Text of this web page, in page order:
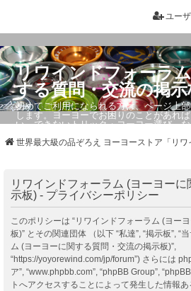
ユー
リワインドフォーラ
する質問・交流の掲
初めてご利用になられる方は、ページ上
します。ヨーヨーでお困りのことがあれ
い。できないトリック・ヨーヨー選び、
世界最大級の品ぞろえ ヨーヨーストア「リワ
リワインドフォーラム (ヨーヨー
示板) - プライバシーポリシー
このポリシーは “リワインドフォーラム (ヨー
板)” とその関連団体 （以下 “私達”, “掲示板”, “
ム (ヨーヨーに関する質問・交流の掲示板)”,
“https://yoyorewind.com/jp/forum”) さらには
ア”, “www.phpbb.com”, “phpBB Group”,
トへアクセスすることによって発生した情報